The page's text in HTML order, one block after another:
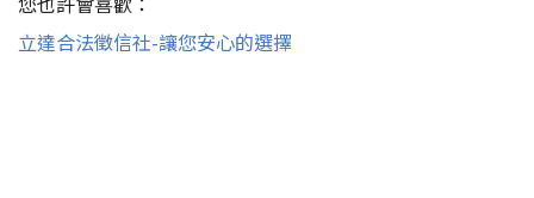
立達合法徵信社-讓您安心的選擇